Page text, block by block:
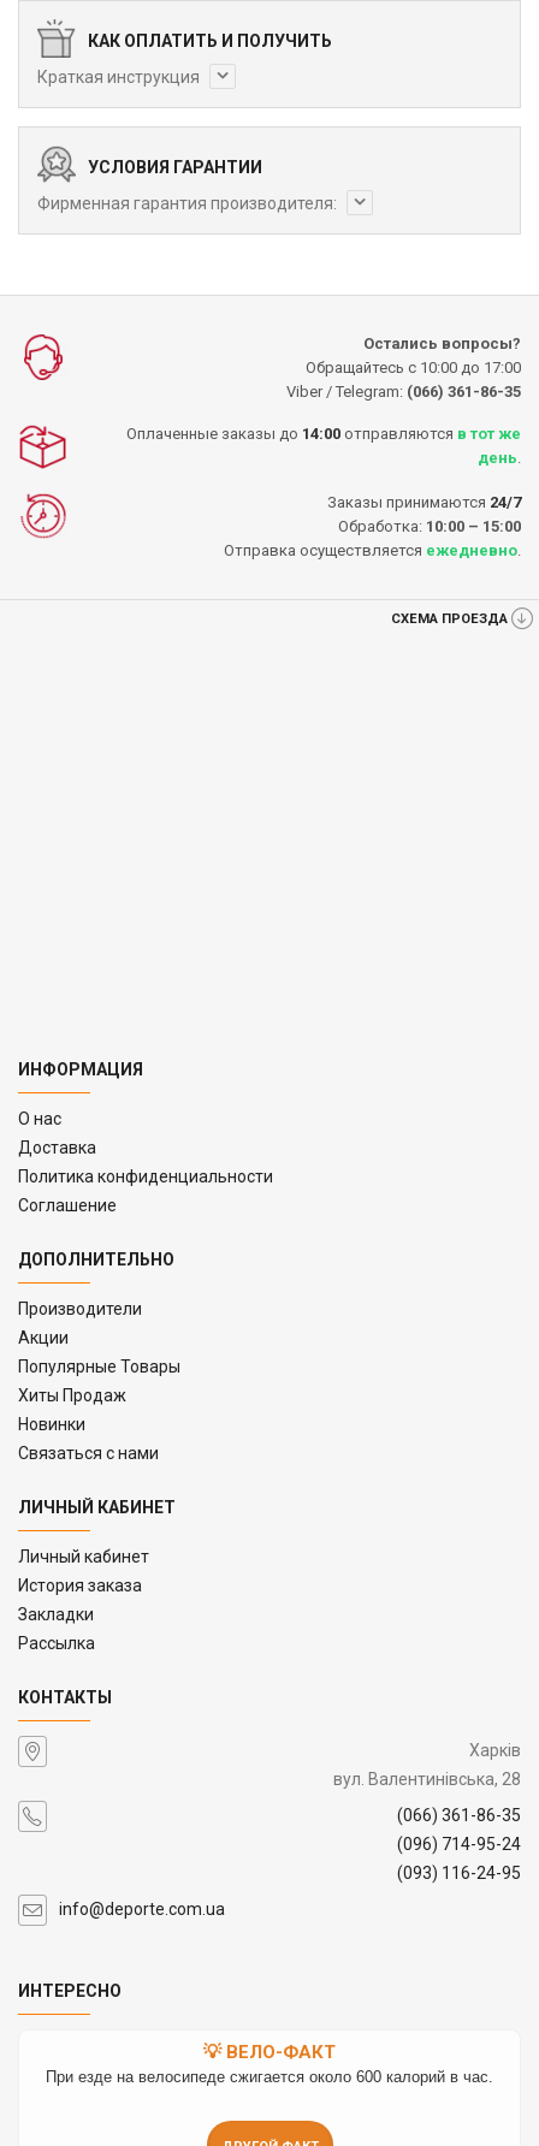
КАК ОПЛАТИТЬ И ПОЛУЧИТЬ
Краткая инструкция
УСЛОВИЯ ГАРАНТИИ
Фирменная гарантия производителя:
Остались вопросы?
Обращайтесь с 10:00 до 17:00
Viber / Telegram: (066) 361-86-35
Оплаченные заказы до 14:00 отправляются в тот же
день
Заказы принимаются 24/7
Обработка: 10:00 – 15:00
Отправка осуществляется ежедневно
СХЕМА ПРОЕЗДА
ИНФОРМАЦИЯ
O нас
Доставка
Политика конфиденциальности
Соглашение
ДОПОЛНИТЕЛЬНО
Производители
Акции
Популярные Товары
Хиты Продаж
Новинки
Связаться с нами
ЛИЧНЫЙ КАБИНЕТ
Личный кабинет
История заказа
Закладки
Рассылка
КОНТАКТЫ
Харків
вул. Валентинівська, 28
(066) 361-86-35
(096) 714-95-24
(093) 116-24-95
info@deporte.com.ua
ИНТЕРЕСНО
💡 ВЕЛО-ФАКТ
При езде на велосипеде сжигается около 600 калорий в час.